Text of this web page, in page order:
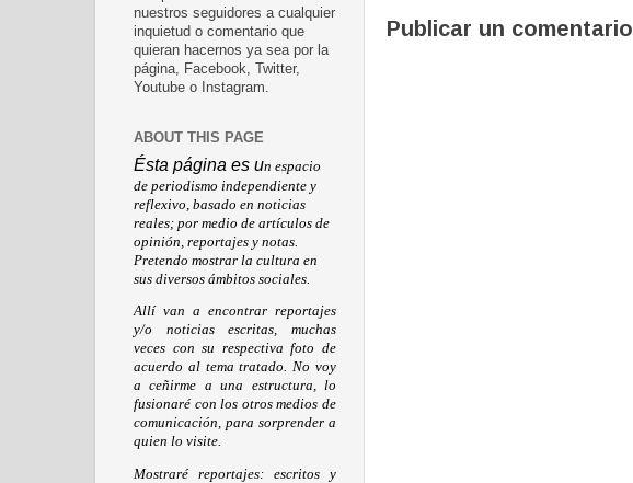
Publicar un comentario
nuestros seguidores a cualquier
inquietud o comentario que
quieran hacernos ya sea por la
página, Facebook, Twitter,
Youtube o Instagram.
ABOUT THIS PAGE
Ésta página es un espacio
de periodismo independiente y
reflexivo, basado en noticias
reales; por medio de artículos de
opinión, reportajes y notas.
Pretendo mostrar la cultura en
sus diversos ámbitos sociales.
Allí van a encontrar reportajes
y/o noticias escritas, muchas
veces con su respectiva foto de
acuerdo al tema tratado. No voy
a ceñirme a una estructura, lo
fusionaré con los otros medios de
comunicación, para sorprender a
quien lo visite.
Mostraré reportajes: escritos y